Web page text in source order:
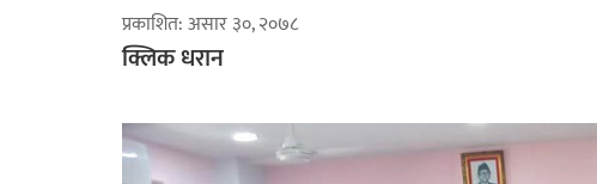
प्रकाशित: असार ३०, २०७८
क्लिक धरान